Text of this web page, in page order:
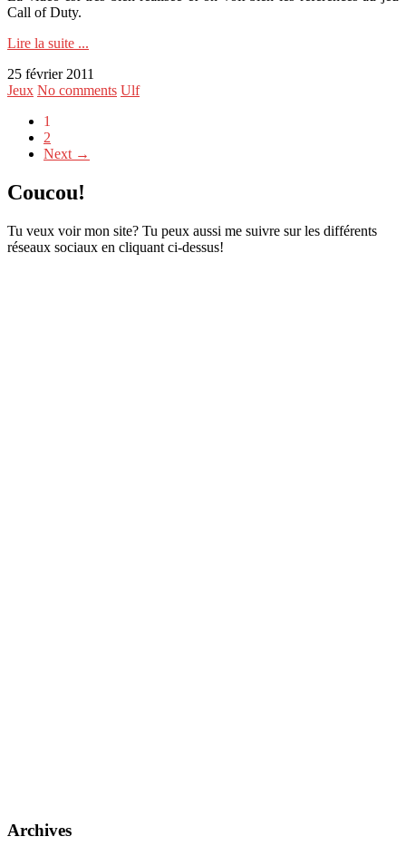
Call of Duty.
Lire la suite ...
25 février 2011
Jeux No comments Ulf
1
2
Next →
Coucou!
Tu veux voir mon site? Tu peux aussi me suivre sur les différents
réseaux sociaux en cliquant ci-dessus!
Archives